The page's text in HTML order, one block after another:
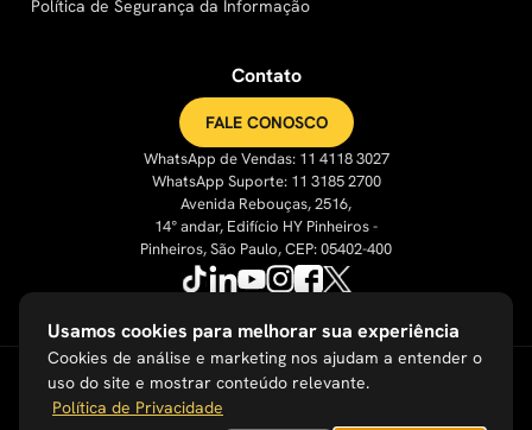
Política de Segurança da Informação
Contato
FALE CONOSCO
WhatsApp de Vendas: 11 4118 3027
WhatsApp Suporte: 11 3185 2700
Avenida Rebouças, 2516,
14° andar, Edifício HY Pinheiros -
Pinheiros, São Paulo, CEP: 05402-400
Usamos cookies para melhorar sua experiência
Cookies de análise e marketing nos ajudam a entender o
uso do site e mostrar conteúdo relevante.
Política de Privacidade